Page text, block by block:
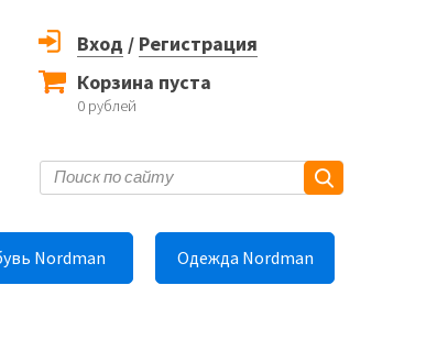
Вход / Регистрация
Корзина пуста
0 рублей
Nordman Одежда Nordman